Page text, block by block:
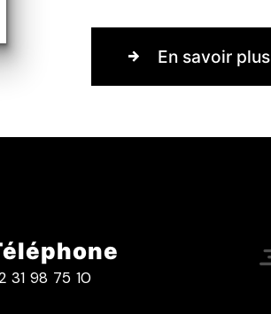
En savoir plus
31 98 75 10